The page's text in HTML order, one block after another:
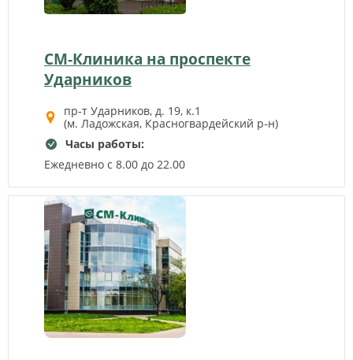
СМ-Клиника на проспекте
Ударников
пр-т Ударников, д. 19, к.1
(м. Ладожская, Красногвардейский р‑н)
Часы работы:
Ежедневно с 8.00 до 22.00